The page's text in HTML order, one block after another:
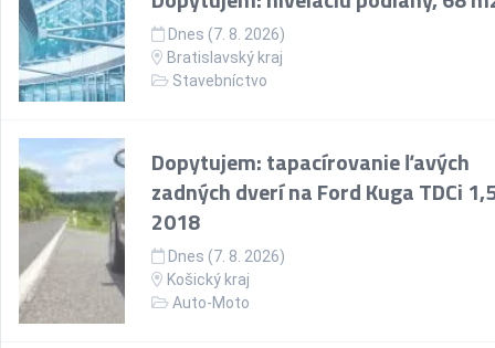
Dnes (7. 8. 2026)
Bratislavský kraj
Stavebníctvo
Dopytujem: tapacírovanie ľavých
zadných dverí na Ford Kuga TDCi
2018
Dnes (7. 8. 2026)
Košický kraj
Auto-Moto